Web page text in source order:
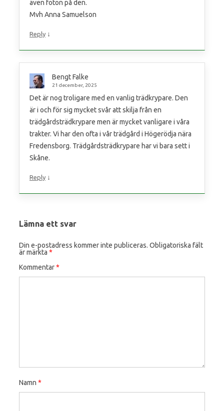
även foton på den.
Mvh Anna Samuelson
Reply ↓
Bengt Falke
21 december, 2025
Det är nog troligare med en vanlig trädkrypare. Den
är i och för sig mycket svår att skilja från en
trädgårdsträdkrypare men är mycket vanligare i våra
trakter. Vi har den ofta i vår trädgård i Högerödja nära
Fredensborg. Trädgårdsträdkrypare har vi bara sett i
Skåne.
Reply ↓
Lämna ett svar
Din e-postadress kommer inte publiceras. Obligatoriska fält
är märkta *
Kommentar*
Namn *